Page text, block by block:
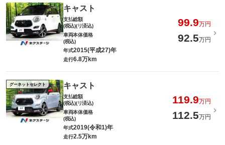
キャスト
支払総額
(税込)(リ済込)
99.9万円
車両本体価格
(税込)
92.5万円
年式2015(平成27)年
走行6.8万km
グーネットセレクト キャスト
支払総額
(税込)(リ済込)
119.9万円
車両本体価格
(税込)
112.5万円
年式2019(令和1)年
走行2.5万km